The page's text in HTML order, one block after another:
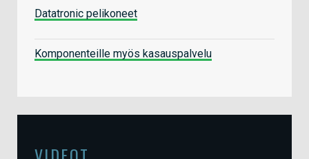
Datatronic pelikoneet
Komponenteille myös kasauspalvelu